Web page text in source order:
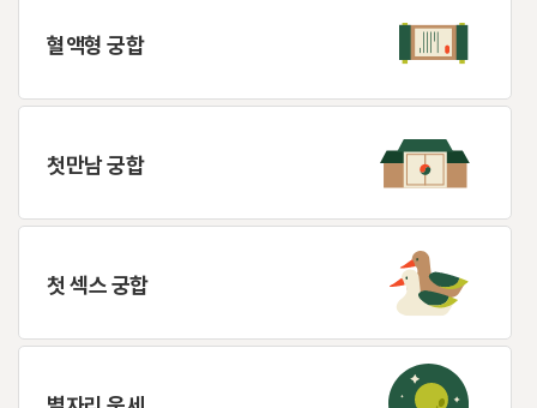
혈액형 궁합
첫만남 궁합
첫 섹스 궁합